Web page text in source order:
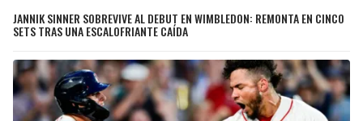
JANNIK SINNER SOBREVIVE AL DEBUT EN WIMBLEDON: REMONTA EN CINCO
SETS TRAS UNA ESCALOFRIANTE CAÍDA